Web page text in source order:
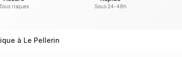
risques Sous 24-48h
à Le Pellerin